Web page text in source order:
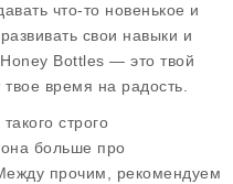
что-то новенькое и
свои навыки и
Bottles — это твой
время на радость.
строго
больше про
прочим, рекомендуем